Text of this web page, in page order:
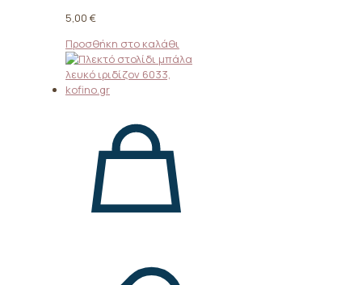
5,00 €
Προσθήκη στο καλάθι